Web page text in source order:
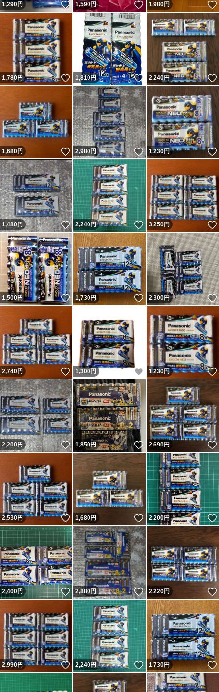
1,290円 いいね！
1,590円 いいね！
1,980円
1,780円 いいね！
1,810円 いいね！
2,240円
1,680円 いいね！
2,980円 いいね！
1,230円
1,480円 いいね！
2,240円 いいね！
3,250円
1,500円 いいね！
1,730円 いいね！
2,300円
2,740円 いいね！
1,300 円 いいね！
1,230円
2,200円 いいね！
1,850円 いいね！
2,690円
2,530円 いいね！
1,680円 いいね！
2,200円
2,400円 いいね！
2,880円 いいね！
2,220円
2,990円 いいね！
2,240円 いいね！
1,730円